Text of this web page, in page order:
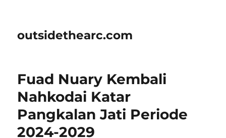
outsidethearc.com
Fuad Nuary Kembali
Nahkodai Katar
Pangkalan Jati Periode
2024-2029